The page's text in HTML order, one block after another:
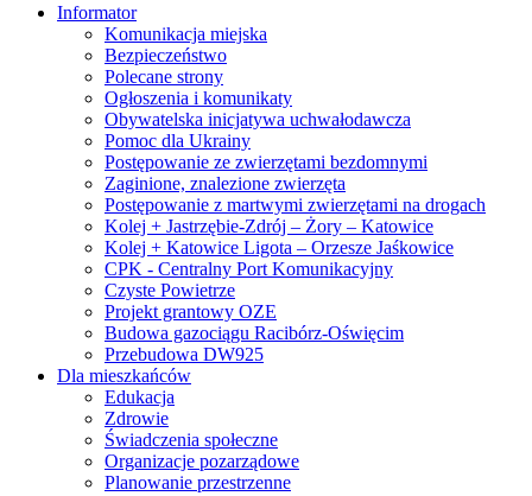
Informator
Komunikacja miejska
Bezpieczeństwo
Polecane strony
Ogłoszenia i komunikaty
Obywatelska inicjatywa uchwałodawcza
Pomoc dla Ukrainy
Postępowanie ze zwierzętami bezdomnymi
Zaginione, znalezione zwierzęta
Postępowanie z martwymi zwierzętami na drogach
Kolej + Jastrzębie-Zdrój – Żory – Katowice
Kolej + Katowice Ligota – Orzesze Jaśkowice
CPK - Centralny Port Komunikacyjny
Czyste Powietrze
Projekt grantowy OZE
Budowa gazociągu Racibórz-Oświęcim
Przebudowa DW925
Dla mieszkańców
Edukacja
Zdrowie
Świadczenia społeczne
Organizacje pozarządowe
Planowanie przestrzenne